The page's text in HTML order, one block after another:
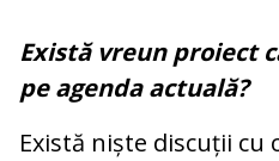
Există vreun proiect
pe agenda actuală?
Există niște discuții cu